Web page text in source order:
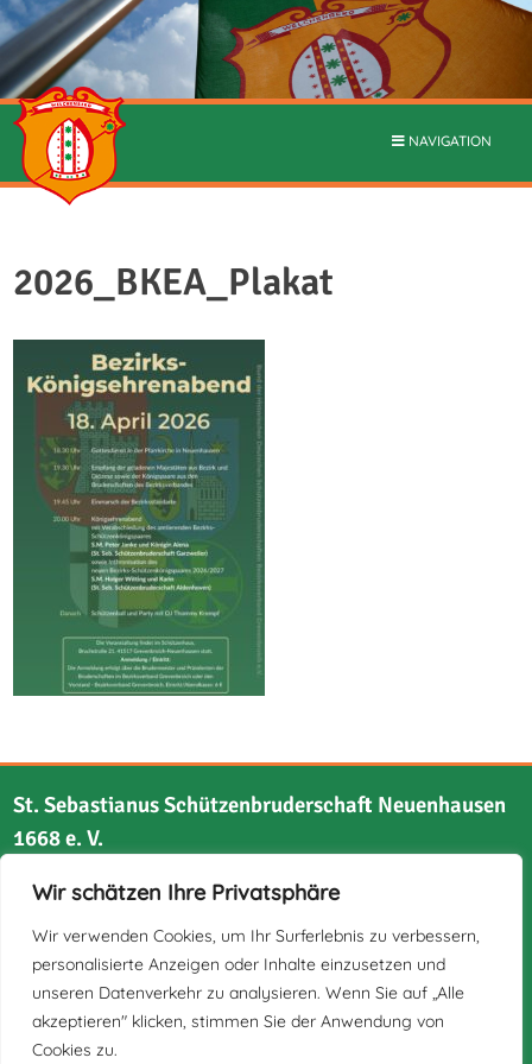
Wir schätzen Ihre Privatsphäre
Wir verwenden Cookies, um Ihr Surferlebnis zu verbessern,
personalisierte Anzeigen oder Inhalte einzusetzen und
unseren Datenverkehr zu analysieren. Wenn Sie auf „Alle
akzeptieren" klicken, stimmen Sie der Anwendung von
Cookies zu.
NAVIGATION
2026_BKEA_Plakat
St. Sebastianus Schützenbruderschaft Neuenhausen
1668 e. V.
Bruchstraße 21